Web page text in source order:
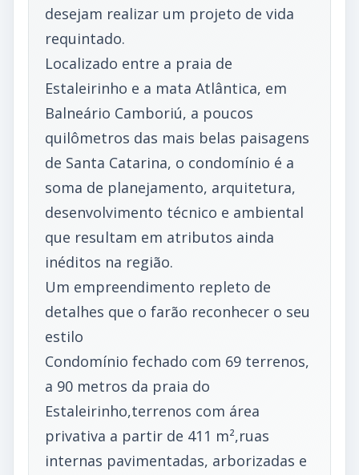
desejam realizar um projeto de vida
requintado.
Localizado entre a praia de
Estaleirinho e a mata Atlântica, em
Balneário Camboriú, a poucos
quilômetros das mais belas paisagens
de Santa Catarina, o condomínio é a
soma de planejamento, arquitetura,
desenvolvimento técnico e ambiental
que resultam em atributos ainda
inéditos na região.
Um empreendimento repleto de
detalhes que o farão reconhecer o seu
estilo
Condomínio fechado com 69 terrenos,
a 90 metros da praia do
Estaleirinho,terrenos com área
privativa a partir de 411 m²,ruas
internas pavimentadas, arborizadas e